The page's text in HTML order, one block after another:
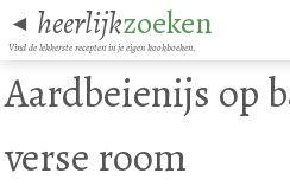
◄ heerlijkzoeken
Vind de lekkerste recepten in je eigen kookboeken.
Aardbeienijs op
verse room